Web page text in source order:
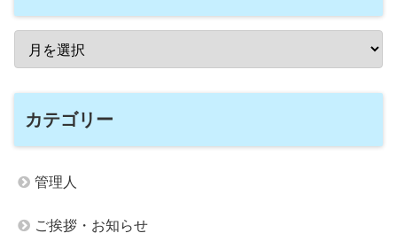
カテゴリー
管理人
ご挨拶・お知らせ